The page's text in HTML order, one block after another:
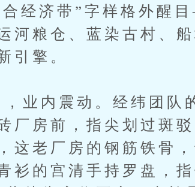
合经济带”字样格外醒
河粮仓、蓝染古村、
引擎。
业内震动。经纬团队
厂房前，指尖划过斑
这老厂房的钢筋铁骨
衫的宫清手持罗盘，